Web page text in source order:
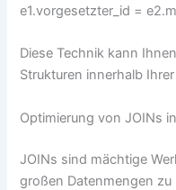
e1.vorgesetzter_id =
Diese Technik kann
Strukturen innerhalb
Optimierung von JOINs
JOINs sind mächtige
großen Datenmengen